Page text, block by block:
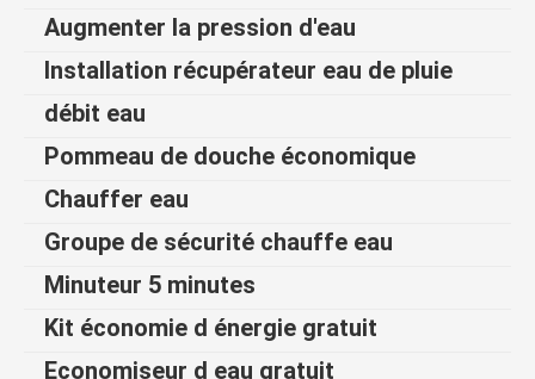
Augmenter la pression d'eau
Installation récupérateur eau de pluie
débit eau
Pommeau de douche économique
Chauffer eau
Groupe de sécurité chauffe eau
Minuteur 5 minutes
Kit économie d énergie gratuit
Economiseur d eau gratuit